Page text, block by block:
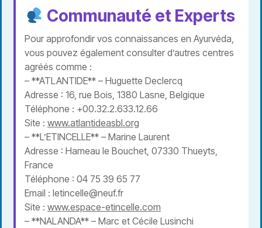
Communauté et Experts
Pour approfondir vos connaissances en Ayurvéda,
vous pouvez également consulter d’autres centres
agréés comme :
– **ATLANTIDE** – Huguette Declercq
Adresse : 16, rue Bois, 1380 Lasne, Belgique
Téléphone : +00.32.2.633.12.66
Site : www.atlantideasbl.org
– **L’ETINCELLE** – Marine Laurent
Adresse : Hameau le Bouchet, 07330 Thueyts,
France
Téléphone : 04 75 39 65 77
Email : letincelle@neuf.fr
Site : www.espace-etincelle.com
– **NALANDA** – Marc et Cécile Lusinchi